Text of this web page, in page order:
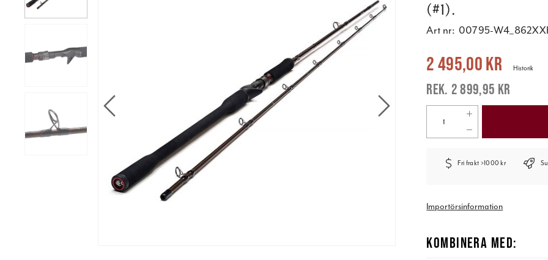
(#1).
Art nr: 00795-
Nuvarande pris: 2 495,00 kr
2 495,00 kr
2 899,95 kr
Historik
Fri frakt >1000 kr
Importörsinformation
KOMBINERA MED: